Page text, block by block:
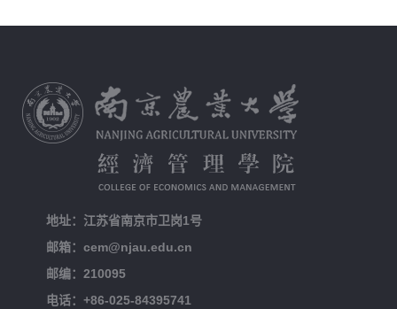
地址：江苏省南京市卫岗1号
邮箱：cem@njau.edu.cn
邮编：210095
电话：+86-025-84395741